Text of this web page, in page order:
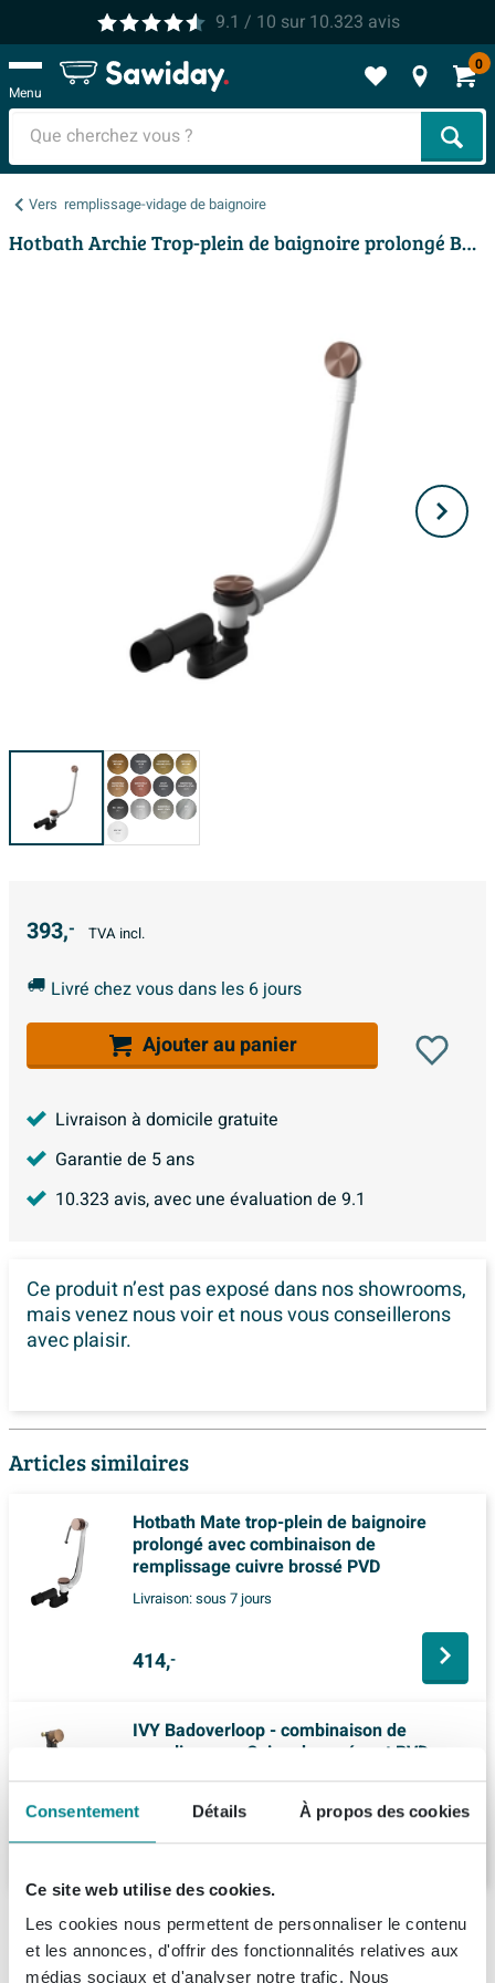
Consentement Détails À propos des cookies
Ce site web utilise des cookies.
Les cookies nous permettent de personnaliser le contenu
et les annonces, d'offrir des fonctionnalités relatives aux
médias sociaux et d'analyser notre trafic. Nous
9.1 / 10 sur 10.323 avis
Menu
0
Vers remplissage-vidage de baignoire
Hotbath Archie Trop-plein de baignoire prolongé BCP Cuivre brossé PVD
393,- TVA incl.
Livré chez vous dans les 6 jours
Ajouter au panier
Livraison à domicile gratuite
Garantie de 5 ans
10.323 avis, avec une évaluation de 9.1
Ce produit n’est pas exposé dansnos showrooms,
mais venez nous voir et nous vous conseillerons
avec plaisir.
Articles similaires
Hotbath Mate trop-plein de baignoire
prolongé avec combinaison de
remplissage cuivre brossé PVD
Livraison:sous 7 jours
414,-
IVY Badoverloop - combinaison de
remplissage - Cuivre brossé mat PVD
Livraison:sous 7 jours
365,-
Description